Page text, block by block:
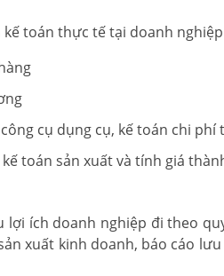
toán thực tế tại doanh
cụ dụng cụ, kế toán chi
toán sản xuất và tính giá
ích doanh nghiệp đi theo
xuất kinh doanh, báo cáo